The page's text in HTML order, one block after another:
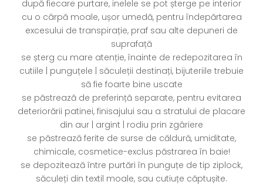
după fiecare purtare, inelele se pot șterge pe interior
cu o cârpă moale, ușor umedă, pentru îndepărtarea
excesului de transpirație, praf sau alte depuneri de
suprafață
se șterg cu mare atenție, înainte de redepozitarea în
cutiile | punguțele | săculeții destinați, bijuteriile trebuie
să fie foarte bine uscate
se păstrează de preferință separate, pentru evitarea
deteriorării patinei, finisajului sau a stratului de placare
din aur | argint | rodiu prin zgâriere
se păstrează ferite de surse de căldură, umiditate,
chimicale, cosmetice-exclus păstrarea în baie!
se depozitează între purtări în punguțe de tip ziplock,
săculeți din textil moale, sau cutiuțe căptușite.